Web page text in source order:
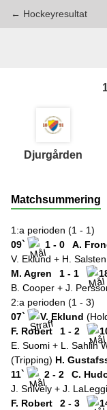
← Hockeyresultat
Djurgården
Matchsummering
1:a perioden (1 - 1)
09`
1 - 0
A.
V. Eklund + H. Salsten
M. Agren
1 - 1
B. Cooper + J.
2:a perioden (1 - 3)
07`
V. Eklund
F. Robert
1 - 2
E. Suomi + L. Sahlin
(Tripping) H.
11`
2 - 2 C.
J. Snively + J.
F. Robert
2 - 3